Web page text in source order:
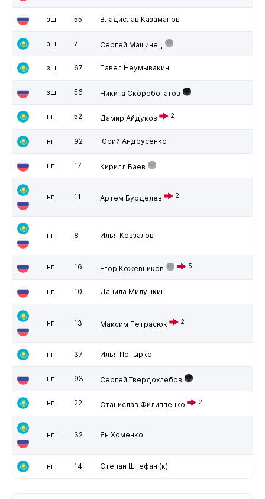
зщ 55 Владислав Казаманов
зщ 7 Сергей Машинец
зщ 67 Павел Неумывакин
зщ 56 Никита Скоробогатов
нп 52 Дамир Айдуков 2
нп 92 Юрий Андрусенко
нп 17 Кирилл Баев
нп 11 Артем Бурделев 2
нп 8 Илья Ковзалов
нп 16 Егор Кожевников 5
нп 10 Данила Милушкин
нп 13 Максим Петрасюк 2
нп 37 Илья Потырко
нп 93 Сергей Твердохлебов
нп 22 Станислав Филиппенко 2
нп 32 Ян Хоменко
нп 14 Степан Штефан (к)